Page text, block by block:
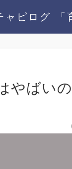
ャピログ 「
やばい